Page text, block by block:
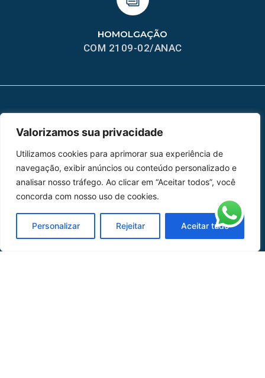
Valorizamos sua privacidade
Utilizamos cookies para aprimorar sua experiência de
navegação, exibir anúncios ou conteúdo personalizado e
analisar nosso tráfego. Ao clicar em “Aceitar todos”, você
concorda com nosso uso de cookies.
Personalizar Rejeitar Aceitar tudo
HOMOLGAÇÃO
COM 2109-02/ANAC
Peças
Catálogo de Aplicações
Oficina de Mangueiras